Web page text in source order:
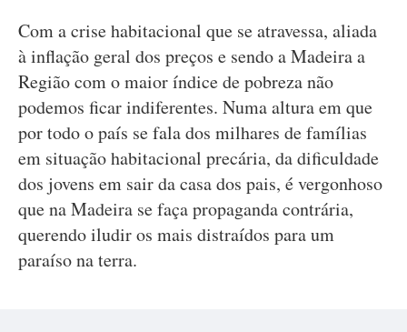
Com a crise habitacional que se atravessa, aliada
à inflação geral dos preços e sendo a Madeira a
Região com o maior índice de pobreza não
podemos ficar indiferentes. Numa altura em que
por todo o país se fala dos milhares de famílias
em situação habitacional precária, da dificuldade
dos jovens em sair da casa dos pais, é vergonhoso
que na Madeira se faça propaganda contrária,
querendo iludir os mais distraídos para um
paraíso na terra.